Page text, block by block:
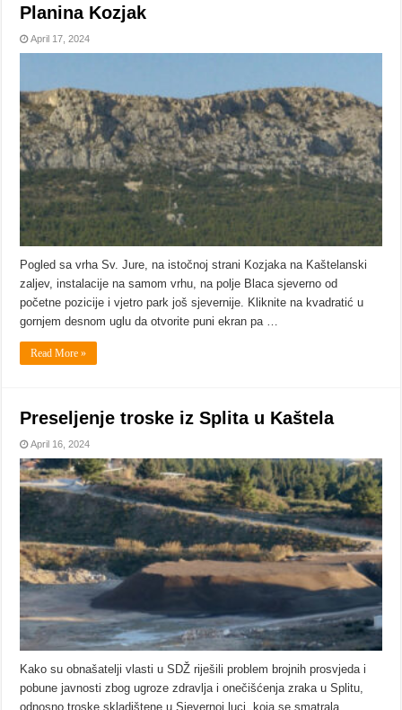
Planina Kozjak
April 17, 2024
Pogled sa vrha Sv. Jure, na istočnoj strani Kozjaka na Kaštelanski
zaljev, instalacije na samom vrhu, na polje Blaca sjeverno od
početne pozicije i vjetro park još sjevernije. Kliknite na kvadratić u
gornjem desnom uglu da otvorite puni ekran pa …
Read More »
Preseljenje troske iz Splita u Kaštela
April 16, 2024
Kako su obnašatelji vlasti u SDŽ riješili problem brojnih prosvjeda i
pobune javnosti zbog ugroze zdravlja i onečišćenja zraka u Splitu,
odnosno troske skladištene u Sjevernoj luci, koja se smatrala